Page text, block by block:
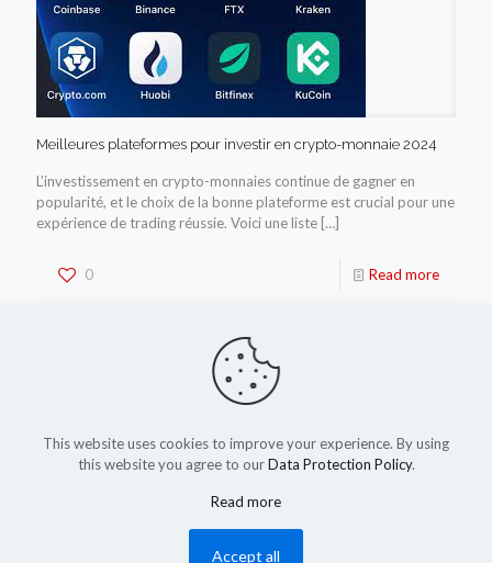
Meilleures plateformes pour investir en crypto-monnaie 2024
L’investissement en crypto-monnaies continue de gagner en
popularité, et le choix de la bonne plateforme est crucial pour une
expérience de trading réussie. Voici une liste […]
0 Read more
This website uses cookies to improve your experience. By using
this website you agree to ourData Protection Policy.
Read more
Accept all